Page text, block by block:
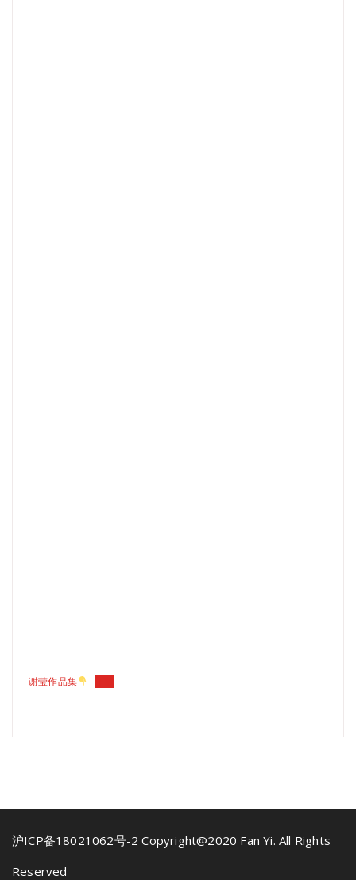
谢莹作品集
沪ICP备18021062号-2 Copyright@2020 Fan Yi. All Rights
Reserved